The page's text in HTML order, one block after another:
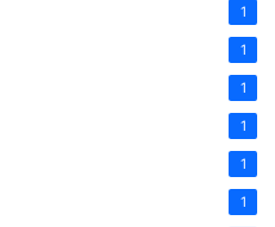
1
1
1
1
1
1